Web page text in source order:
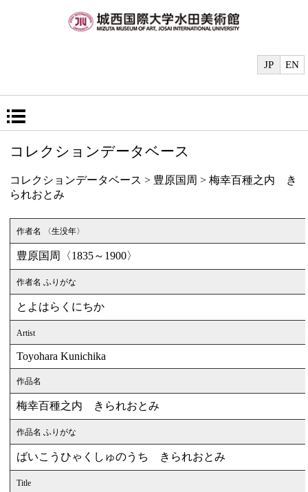
EN
JP
コレクションデータベース
コレクションデータベース > 豊原国周 > 梅幸百種之内 き
られおとみ
作者名 〈生没年〉
豊原国周〈1835～1900〉
作者名 ふりがな
とよはらくにちか
Artist
Toyohara Kunichika
作品名
梅幸百種之内 きられおとみ
作品名 ふりがな
ばいこうひゃくしゅのうち きられおとみ
Title